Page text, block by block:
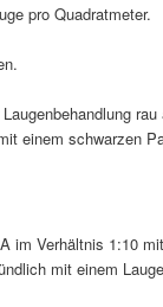
pro Quadratmeter.
einem schwarzen
im Verhältnis 1:10
mit einem